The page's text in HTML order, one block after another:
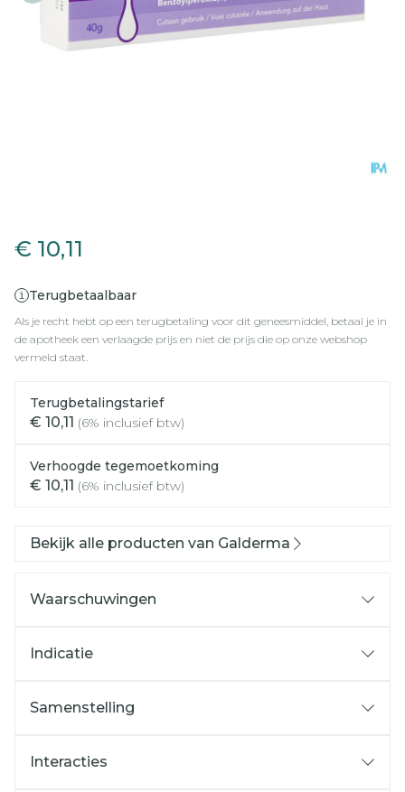
€ 10,11
Terugbetaalbaar
Als je recht hebt op een terugbetaling voor dit geneesmiddel, betaal je in
de apotheek een verlaagde prijs en niet de prijs die op onze webshop
vermeld staat.
Terugbetalingstarief
€ 10,11 (6% inclusief btw)
Verhoogde tegemoetkoming
€ 10,11 (6% inclusief btw)
Bekijk alle producten van Galderma
Waarschuwingen
Indicatie
Samenstelling
Interacties